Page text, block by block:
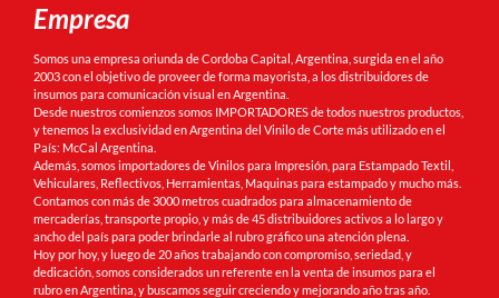
Empresa
Somos una empresa oriunda de Cordoba Capital, Argentina, surgida en el año
2003 con el objetivo de proveer de forma mayorista, a los distribuidores de
insumos para comunicación visual en Argentina.
Desde nuestros comienzos somos IMPORTADORES de todos nuestros productos,
y tenemos la exclusividad en Argentina del Vinilo de Corte más utilizado en el
País: McCal Argentina.
Además, somos importadores de Vinilos para Impresión, para Estampado Textil,
Vehiculares, Reflectivos, Herramientas, Maquinas para estampado y mucho más.
Contamos con más de 3000 metros cuadrados para almacenamiento de
mercaderías, transporte propio, y más de 45 distribuidores activos a lo largo y
ancho del país para poder brindarle al rubro gráfico una atención plena.
Hoy por hoy, y luego de 20 años trabajando con compromiso, seriedad, y
dedicación, somos considerados un referente en la venta de insumos para el
rubro en Argentina, y buscamos seguir creciendo y mejorando año tras año.